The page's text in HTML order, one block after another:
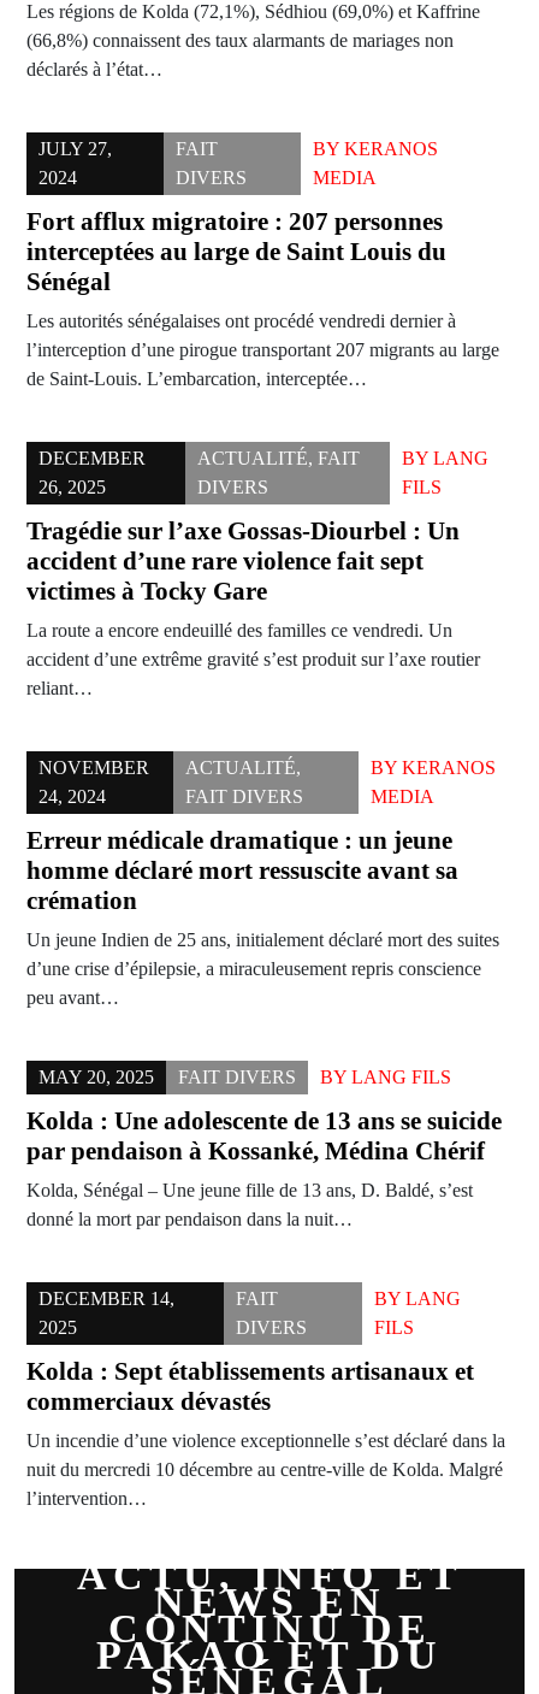
Les régions de Kolda (72,1%), Sédhiou (69,0%) et Kaffrine
(66,8%) connaissent des taux alarmants de mariages non
déclarés à l’état…
JULY 27,
2024
FAIT
DIVERS
BYKERANOS
MEDIA
Fort afflux migratoire : 207 personnes
interceptées au large de Saint Louis du
Sénégal
Les autorités sénégalaises ont procédé vendredi dernier à
l’interception d’une pirogue transportant 207 migrants au large
de Saint-Louis. L’embarcation, interceptée…
DECEMBER
26, 2025
ACTUALITÉ,FAIT
DIVERS
BY LANG
FILS
Tragédie sur l’axe Gossas-Diourbel : Un
accident d’une rare violence fait sept
victimes à Tocky Gare
La route a encore endeuillé des familles ce vendredi. Un
accident d’une extrême gravité s’est produit sur l’axe routier
reliant…
NOVEMBER
24, 2024
ACTUALITÉ,
FAIT DIVERS
BY KERANOS
MEDIA
Erreur médicale dramatique : un jeune
homme déclaré mort ressuscite avant sa
crémation
Un jeune Indien de 25 ans, initialement déclaré mort des suites
d’une crise d’épilepsie, a miraculeusement repris conscience
peu avant…
MAY 20, 2025 FAIT DIVERS BY LANG FILS
Kolda : Une adolescente de 13 ans se suicide
par pendaison à Kossanké, Médina Chérif
Kolda, Sénégal – Une jeune fille de 13 ans, D. Baldé, s’est
donné la mort par pendaison dans la nuit…
DECEMBER 14,
2025
FAIT
DIVERS
BY LANG
FILS
Kolda : Sept établissements artisanaux et
commerciaux dévastés
Un incendie d’une violence exceptionnelle s’est déclaré dans la
nuit du mercredi 10 décembre au centre-ville de Kolda. Malgré
l’intervention…
ACTU, INFO ET
NEWS EN
CONTINU DE
PAKAO ET DU
SÉNÉGAL